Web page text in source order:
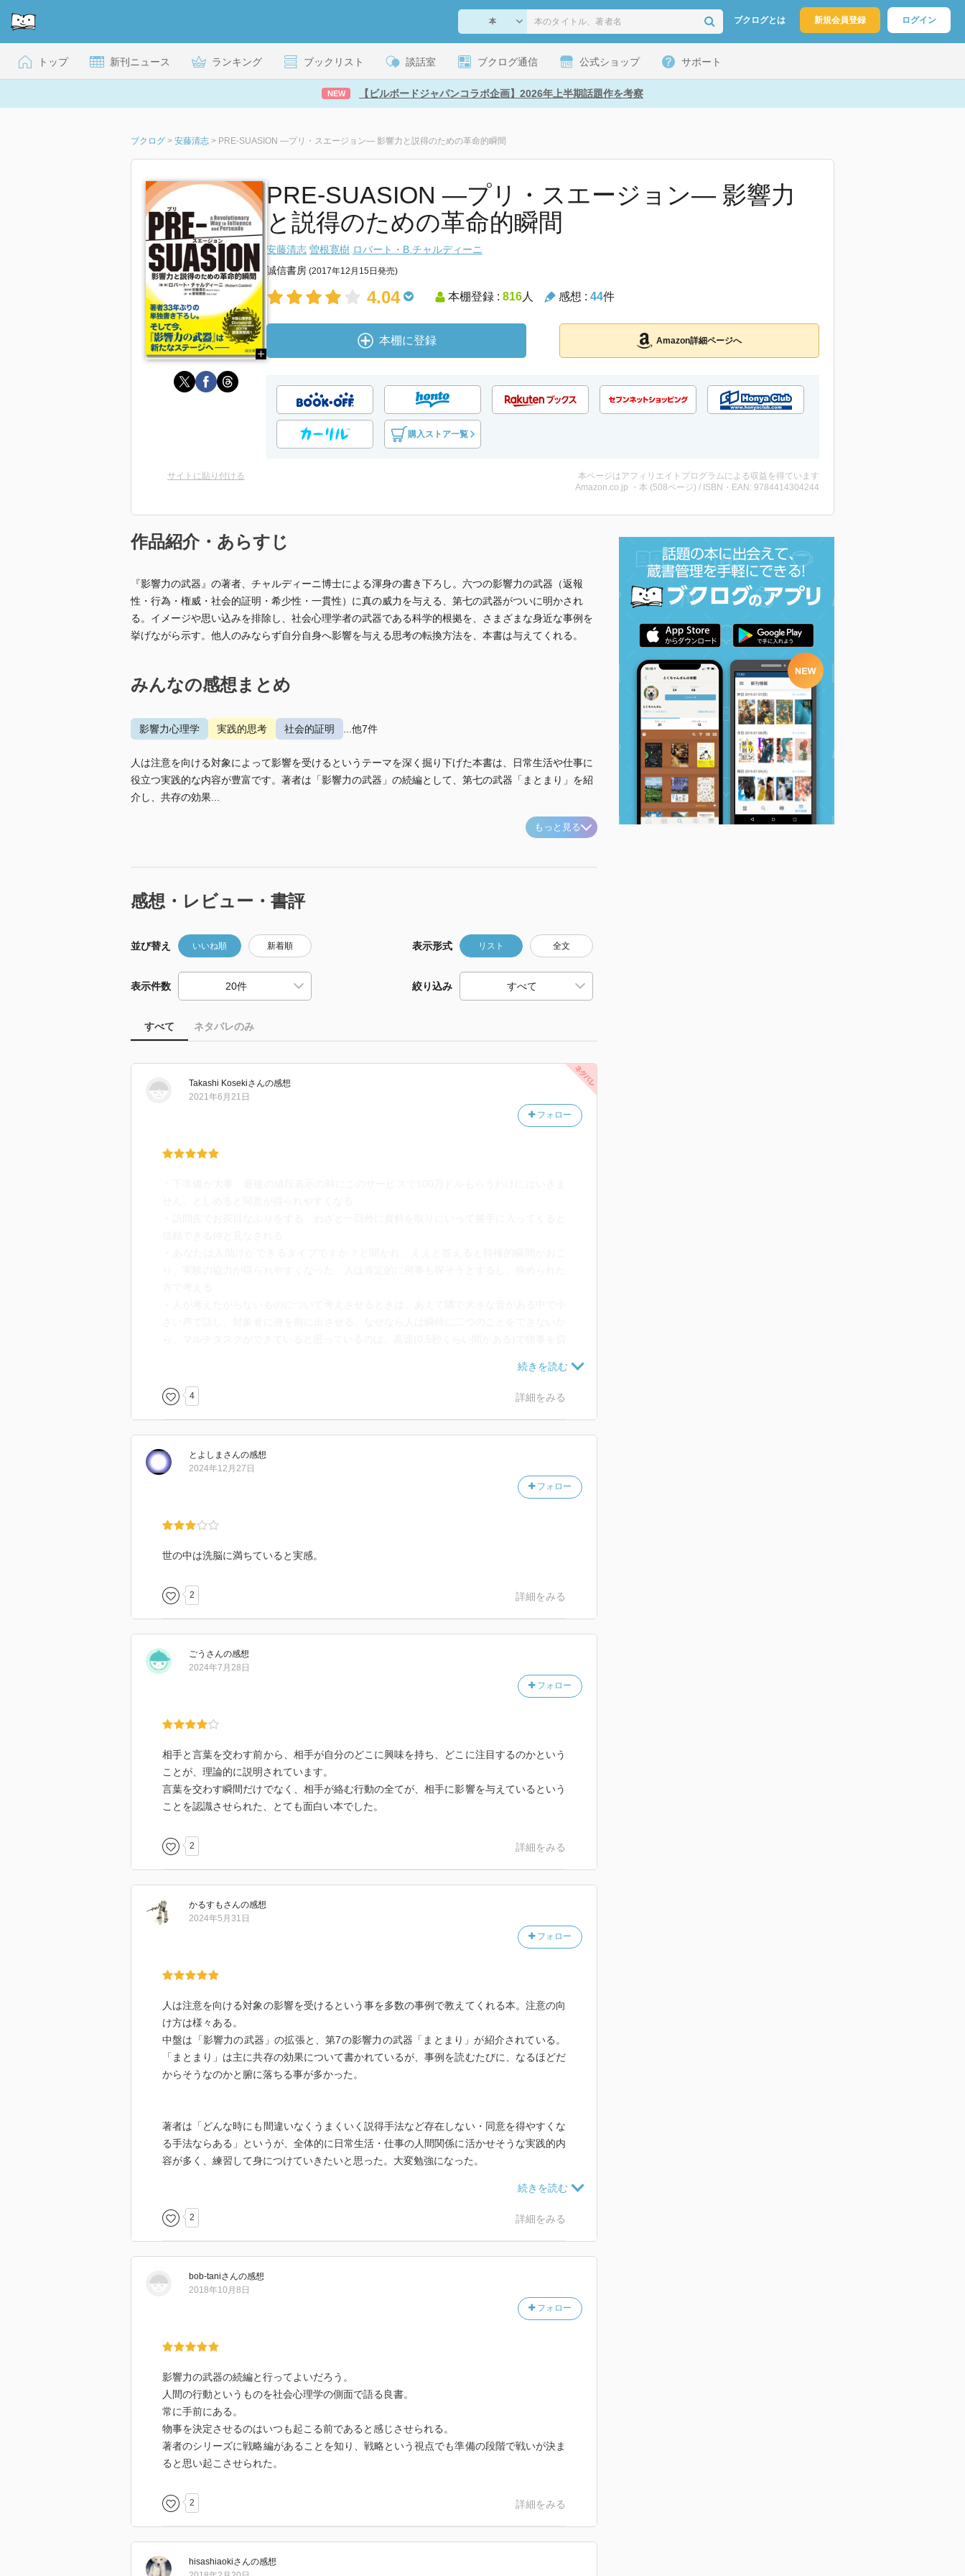
ブクログとは 新規会員登録 ログイン
トップ 新刊ニュース ランキング ブックリスト 談話室 ブクログ通信 公式ショップ サポート
NEW 【ビルボードジャパンコラボ企画】2026年上半期話題作を考察
ブクログ > 安藤清志 > PRE-SUASION ―プリ・スエージョン― 影響力と説得のための革命的瞬間
PRE-SUASION ―プリ・スエージョン― 影響力
と説得のための革命的瞬間
安藤清志 曽根寛樹 ロバート・B.チャルディーニ
誠信書房 (2017年12月15日発売)
4.04 本棚登録 : 816人 感想 : 44件
本棚に登録 Amazon詳細ページへ
購入ストア一覧
サイトに貼り付ける
本ページはアフィリエイトプログラムによる収益を得ています
Amazon.co.jp ・本 (508ページ) / ISBN・EAN: 9784414304244
作品紹介・あらすじ
『影響力の武器』の著者、チャルディーニ博士による渾身の書き下ろし。六つの影響力の武器（返報
性・行為・権威・社会的証明・希少性・一貫性）に真の威力を与える、第七の武器がついに明かされ
る。イメージや思い込みを排除し、社会心理学者の武器である科学的根拠を、さまざまな身近な事例を
挙げながら示す。他人のみならず自分自身へ影響を与える思考の転換方法を、本書は与えてくれる。
みんなの感想まとめ
影響力心理学 実践的思考 社会的証明 ...他7件
人は注意を向ける対象によって影響を受けるというテーマを深く掘り下げた本書は、日常生活や仕事に
役立つ実践的な内容が豊富です。著者は「影響力の武器」の続編として、第七の武器「まとまり」を紹
介し、共存の効果...
もっと見る
感想・レビュー・書評
並び替え いいね順 新着順 表示形式 リスト 全文
表示件数 絞り込み
すべて ネタバレのみ
Takashi Kosekiさんの感想
フォロー
2021年6月21日
・後ろの広告によって意識が変わる 例えばふわふわの雲があると快適さのあるソファー
を求めるが、後ろにコインがあると経済性のあるソファーを求める、しかも消費者はこの
広告に影響されたと思っていない また、バナー広告の回数が多い方がその企業に対する
考えさせないようにさせることが重要
・サフィスファイシング パッと思いついた案をまず調べ、自分を納得させる、全ての案
を比較検討するのは骨が折れるため このとき良い面にしか目を向けないため、時間をと
・イラク戦争時に米軍に記者を同行させることで、記者たちは米軍に対する愛情を抱くよ
うな記事が増えた、その結果米軍の大義名分や与える影響についての記事が減った
・恐怖などを感じたあとは人は群衆に紛れようとするが、恋愛や性的刺激がある状態では
といく人が増えたが、逆に多くが行っているという内容では関心を持たれなかった
・動物は新しい環境に馴染もうとする刺激の方が、パブロフの犬の刺激より強い 部屋を
出る時にものを忘れてしまう CMもカット割が多いと何が言いたいのか頭に入らない
・競合と似たような特徴を持った商品を多く加えた状態で、自分たちの特徴を差異し、押
・ミステリアスなものに人は惹かれる 謎の途中で話が終わったり謎がある人には興味を
スッとスタートすることができる
・私たちは自分と近いものに興味を持つ 同じイニシャルのものには親近感が湧く また
発音しやすいものは好まれやすい
・従業員が見えながら仕事をする方が従業員に寄り添いながら仕事をすることができる
・人は事前のメンタルに左右される 例えば女の子は数学ができないというステレオタイ
プがあるため、女と記入させると点数が下がる つまり自己肯定感を高め、不安を取り除
いた状態で物事に臨むことが大事である
注意を向け、自分もそうだと感じる可能性が高くなる また、老人はポジティブなことに
目を向け、生きていることが多いので幸福度が高くなる つまり1日の初めに幸福だと思
空いていたらそこで履歴書を書く、などと指定するとやる確率が上がる
能が高い製品を選ぶようになる 吟味することで騙されなくなる
・返報性の原理 有意義、意外性、特別性があるものだとより返すようになる
・類似性 販売員が相手の喋り方や言葉を真似ると報酬が弾む
・信頼性 相手がわかっている弱点を曝け出し、その後にしかしやだがという言葉でつな
げ、ポジティブな点を見せると、信頼が得られやすくなる
貫性を通そうとするからである
・同じことをしている集団に親近感を持つ またアドバイスなどをさせると勝手に親近感
を持ち始める
・音楽はシステム1であり、パッと親近感を持ちやすい そのためパッと購入させたい時
4 詳細をみる
とよしま さんの感想
フォロー
2024年12月27日
世の中は洗脳に満ちていると実感。
2 詳細をみる
ごう さんの感想
フォロー
2024年7月28日
相手と言葉を交わす前から、相手が自分のどこに興味を持ち、どこに注目するのかという
ことが、理論的に説明されています。
言葉を交わす瞬間だけでなく、相手が絡む行動の全てが、相手に影響を与えているという
ことを認識させられた、とても面白い本でした。
2 詳細をみる
かるすも さんの感想
フォロー
2024年5月31日
人は注意を向ける対象の影響を受けるという事を多数の事例で教えてくれる本。注意の向
け方は様々ある。
中盤は「影響力の武器」の拡張と、第7の影響力の武器「まとまり」が紹介されている。
「まとまり」は主に共存の効果について書かれているが、事例を読むたびに、なるほどだ
からそうなのかと腑に落ちる事が多かった。
著者は「どんな時にも間違いなくうまくいく説得手法など存在しない・同意を得やすくな
る手法ならある」というが、全体的に日常生活・仕事の人間関係に活かせそうな実践的内
容が多く、練習して身につけていきたいと思った。大変勉強になった。
ただ若干読みにくさを感じた。監訳者は、訳者のお陰でチャルディーニのスタイルをその
とおりに日本語で楽しむ事ができると言っているが、そこが私にとっては引っかかるのだ
2 詳細をみる
bob-taniさんの感想
フォロー
2018年10月8日
影響力の武器の続編と行ってよいだろう。
人間の行動というものを社会心理学の側面で語る良書。
常に手前にある。
物事を決定させるのはいつも起こる前であると感じさせられる。
著者のシリーズに戦略編があることを知り、戦略という視点でも準備の段階で戦いが決ま
ると思い起こさせられた。
2 詳細をみる
hisashiaokiさんの感想